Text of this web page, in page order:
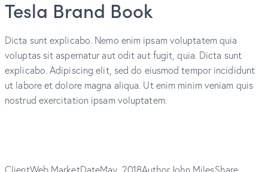
Tesla Brand Book
Dicta sunt explicabo. Nemo enim ipsam voluptatem quia
voluptas sit aspernatur aut odit aut fugit, quia. Dicta sunt
explicabo. Adipiscing elit, sed do eiusmod tempor incididunt
ut labore et dolore magna aliqua. Ut enim minim veniam quis
nostrud exercitation ipsam voluptatem.